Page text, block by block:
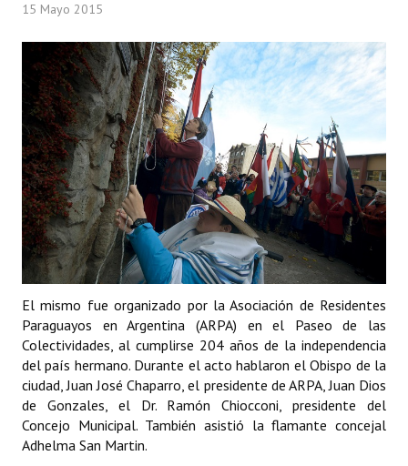
LEGISLACIÓN
Constitución Nacional
Constitución Provincial
Carta Orgánica 2007
Reglamento Interno
Digesto
Organigrama
DOCUMENTOS
Informes de Gestión
Proyectos Presentados
Dictámenes Asesoría Letrada
15 Mayo 2015
El mismo fue organizado por la Asociación de Residentes
Paraguayos en Argentina (ARPA) en el Paseo de las
Colectividades, al cumplirse 204 años de la independencia
del país hermano. Durante el acto hablaron el Obispo de la
ciudad, Juan José Chaparro, el presidente de ARPA, Juan Dios
de Gonzales, el Dr. Ramón Chiocconi, presidente del
Concejo Municipal. También asistió la flamante concejal
Adhelma San Martin.